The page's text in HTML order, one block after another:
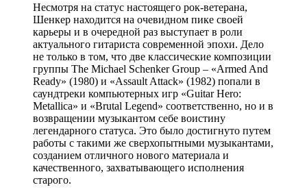
Несмотря на статус настоящего рок-ветерана,
Шенкер находится на очевидном пике своей
карьеры и в очередной раз выступает в роли
актуального гитариста современной эпохи. Дело
не только в том, что две классические композиции
группы The Michael Schenker Group – «Armed And
Ready» (1980) и «Assault Attack» (1982) попали в
саундтреки компьютерных игр «Guitar Hero:
Metallica» и «Brutal Legend» соответственно, но и в
возвращении музыкантом себе воистину
легендарного статуса. Это было достигнуто путем
работы с такими же сверхопытными музыкантами,
созданием отличного нового материала и
качественного, захватывающего исполнения
старого.